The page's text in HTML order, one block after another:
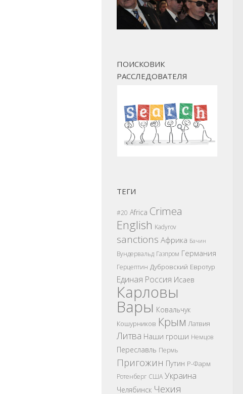
ПОИСКОВИК
РАССЛЕДОВАТЕЛЯ
ТЕГИ
#20 Africa Crimea
English Kadyrov
sanctions Африка Бачин
Вундервальд Газпром Германия
Герцептин Дубровский Евротур
Единая Россия Исаев
Карловы
Вары Ковальчук
Кошурников Крым Латвия
Литва Наши гроши Немцов
Переславль Пермь
Пригожин Путин Р-Фарм
Ротенберг США Украина
Челябинск Чехия